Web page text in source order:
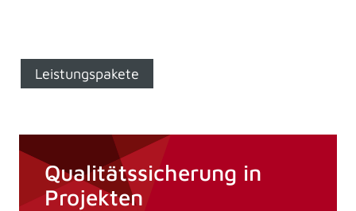
Leistungspakete
Qualitätssicherung in
Projekten